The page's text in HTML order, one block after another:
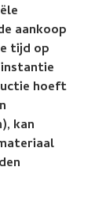
aankoop
tijd op
hoeft
kan